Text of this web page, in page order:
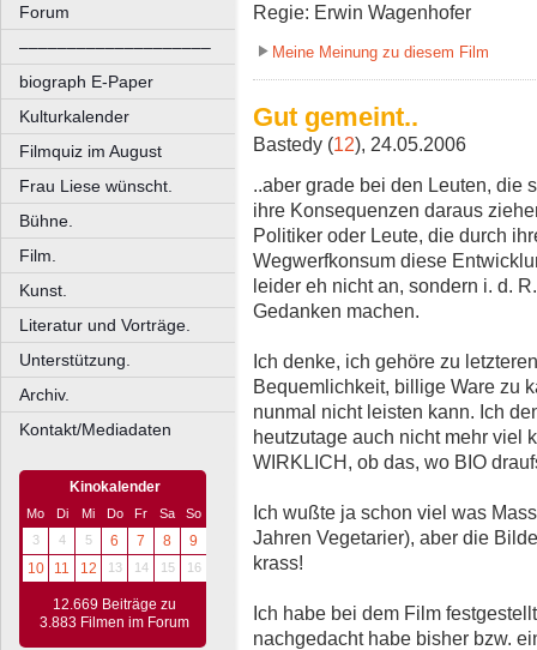
Forum
––––––––––––––––––––
biograph E-Paper
Kulturkalender
Filmquiz im August
Frau Liese wünscht.
Bühne.
Film.
Kunst.
Literatur und Vorträge.
Unterstützung.
Archiv.
Kontakt/Mediadaten
Kinokalender
Mo Di Mi Do Fr Sa
So
3
4 5 6 7 8
9
10
11 12 13 14 15 16
12.669 Beiträge zu
3.883 Filmen im Forum
Regie: Erwin Wagenhofer
Meine Meinung zu diesem Film
Gut gemeint..
Bastedy (12), 24.05.2006
..aber grade bei den Leuten, die
ihre Konsequenzen daraus
Politiker oder Leute, die durch
Wegwerfkonsum diese
leider eh nicht an, sondern i. d.
Gedanken machen.
Ich denke, ich gehöre zu
Bequemlichkeit, billige Ware zu
nunmal nicht leisten kann. Ich
heutzutage auch nicht mehr viel
WIRKLICH, ob das, wo BIO
Ich wußte ja schon viel was
Jahren Vegetarier), aber die
krass!
Ich habe bei dem Film
nachgedacht habe bisher bzw.